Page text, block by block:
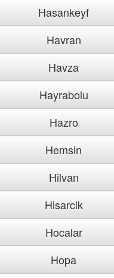
Hasankeyf
Havran
Havza
Hayrabolu
Hazro
Hemsin
Hilvan
Hisarcik
Hocalar
Hopa